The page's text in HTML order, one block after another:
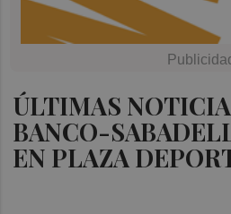
ÚLTIMAS
BANCO-
EN PLAZA